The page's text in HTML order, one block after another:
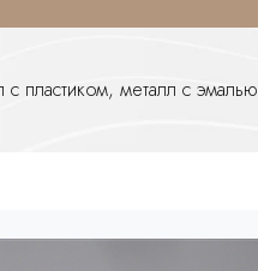
с пластиком, металл с эмалью